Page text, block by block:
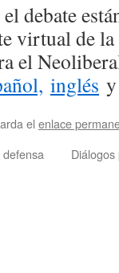
debate
virtual de
el
inglés
el enlace